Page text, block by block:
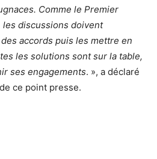
Comme le Premier
les discussions doivent
accords puis les mettre en
les solutions sont sur la table,
ses engagements. », a déclaré
ce point presse.